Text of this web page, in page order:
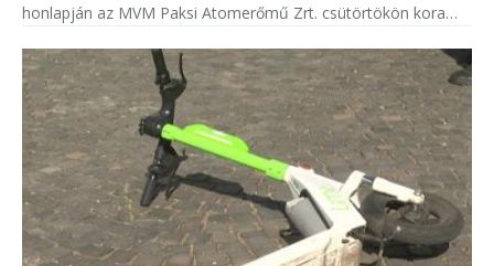
honlapján az MVM Paksi Atomerőmű Zrt. csütörtökön kora